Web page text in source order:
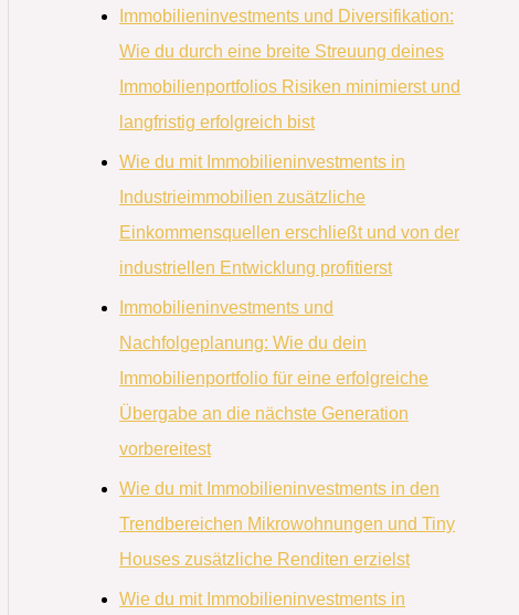
Immobilieninvestments und Diversifikation:
Wie du durch eine breite Streuung deines
Immobilienportfolios Risiken minimierst und
langfristig erfolgreich bist
Wie du mit Immobilieninvestments in
Industrieimmobilien zusätzliche
Einkommensquellen erschließt und von der
industriellen Entwicklung profitierst
Immobilieninvestments und
Nachfolgeplanung: Wie du dein
Immobilienportfolio für eine erfolgreiche
Übergabe an die nächste Generation
vorbereitest
Wie du mit Immobilieninvestments in den
Trendbereichen Mikrowohnungen und Tiny
Houses zusätzliche Renditen erzielst
Wie du mit Immobilieninvestments in